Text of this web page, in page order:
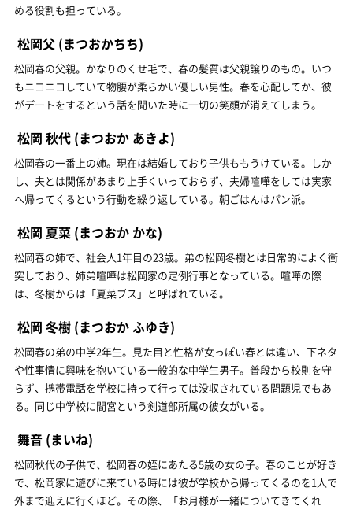
める役割も担っている。
松岡父 (まつおかちち)
松岡春の父親。かなりのくせ毛で、春の髪質は父親譲りのもの。いつ
もニコニコしていて物腰が柔らかい優しい男性。春を心配してか、彼
がデートをするという話を聞いた時に一切の笑顔が消えてしまう。
松岡 秋代 (まつおか あきよ)
松岡春の一番上の姉。現在は結婚しており子供ももうけている。しか
し、夫とは関係があまり上手くいっておらず、夫婦喧嘩をしては実家
へ帰ってくるという行動を繰り返している。朝ごはんはパン派。
松岡 夏菜 (まつおか かな)
松岡春の姉で、社会人1年目の23歳。弟の松岡冬樹とは日常的によく衝
突しており、姉弟喧嘩は松岡家の定例行事となっている。喧嘩の際
は、冬樹からは「夏菜ブス」と呼ばれている。
松岡 冬樹 (まつおか ふゆき)
松岡春の弟の中学2年生。見た目と性格が女っぽい春とは違い、下ネタ
や性事情に興味を抱いている一般的な中学生男子。普段から校則を守
らず、携帯電話を学校に持って行っては没収されている問題児でもあ
る。同じ中学校に間宮という剣道部所属の彼女がいる。
舞音 (まいね)
松岡秋代の子供で、松岡春の姪にあたる5歳の女の子。春のことが好き
で、松岡家に遊びに来ている時には彼が学校から帰ってくるのを1人で
外まで迎えに行くほど。その際、「お月様が一緒についてきてくれ